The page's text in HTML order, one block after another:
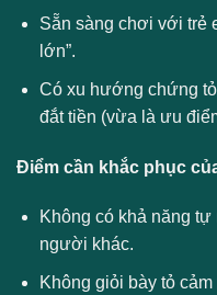
Sẵn sàng chơi với trẻ
lớn”.
Có xu hướng chứng
đắt tiền (vừa là ưu
Điểm cần khắc phục
Không có khả năng
người khác.
Không giỏi bày tỏ